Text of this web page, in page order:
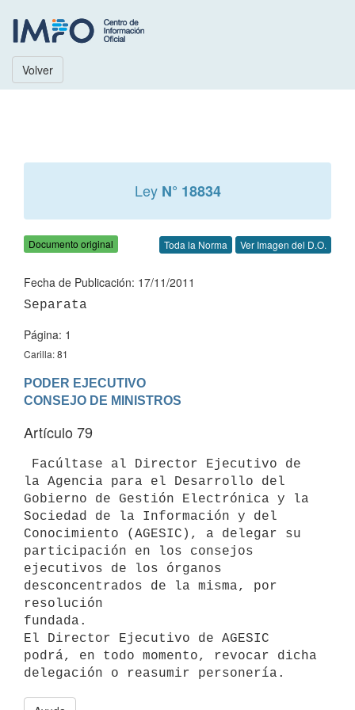
Volver
Ley N° 18834
Documento original Toda la Norma Ver Imagen del D.O.
Fecha de Publicación: 17/11/2011
Página: 1
Carilla: 81
PODER EJECUTIVO
Artículo 79
Facúltase al Director Ejecutivo de
la Agencia para el Desarrollo del
Gobierno de Gestión Electrónica y la
Sociedad de la Información y del
Conocimiento (AGESIC), a delegar su
participación en los consejos
ejecutivos de los órganos
desconcentrados de la misma, por
resolución
fundada.
El Director Ejecutivo de AGESIC
podrá, en todo momento, revocar dicha